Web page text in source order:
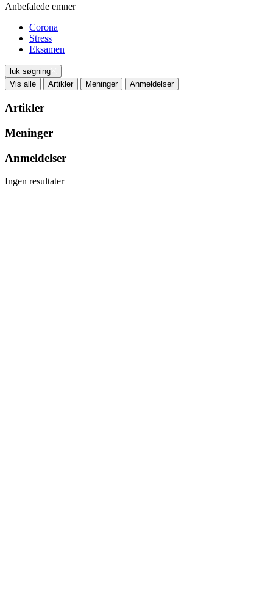
Anbefalede emner
Corona
Stress
Eksamen
luk søgning
Vis alle
Artikler Meninger Anmeldelser
Artikler
Meninger
Anmeldelser
Ingen resultater